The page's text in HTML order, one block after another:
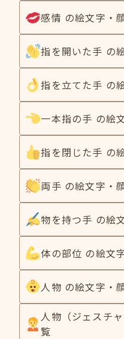
感情 の絵文字・
指を開いた手 の
指を立てた手 の
一本指の手 の絵
指を閉じた手 の
両手 の絵文字・
物を持つ手 の絵
体の部位 の絵文
人物 の絵文字・
人物（ジェスチ
覧